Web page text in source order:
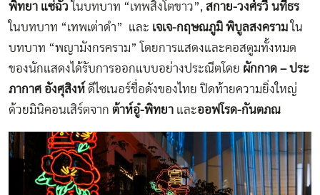
พิทยา แซ่ฉั่ว ในบทบาท “เทพสิงโตขาว”, สกาย-วงศ์รวี นทีธร
ในบทบาท “เทพเต่าดำ” และ เจเจ-กฤษณภูมิ พิบูลสงคราม ใน
บทบาท “พญามังกรคราม” โดยการแสดงและคอสตูมทั้งหมด
ของนักแสดงได้รับการออกแบบอย่างประณีตโดย ผักกาด – ประ
ภากาศ อังศุสิงห์ ดีไซเนอร์ชื่อดังของไทย ปิดท้ายความยิ่งใหญ่
ด้วยมินิคอนเสิร์ตจาก ต้าห์อู๋-พิทยา และออฟโรด-กันตภณ